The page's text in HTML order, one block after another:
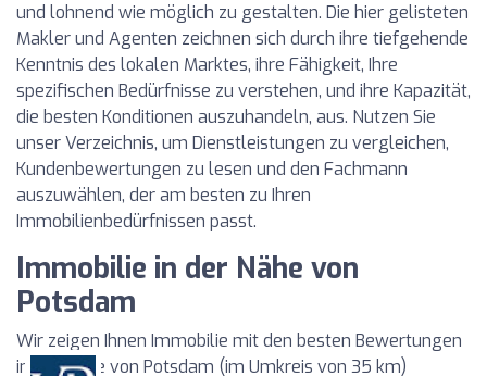
und lohnend wie möglich zu gestalten. Die hier gelisteten
Makler und Agenten zeichnen sich durch ihre tiefgehende
Kenntnis des lokalen Marktes, ihre Fähigkeit, Ihre
spezifischen Bedürfnisse zu verstehen, und ihre Kapazität,
die besten Konditionen auszuhandeln, aus. Nutzen Sie
unser Verzeichnis, um Dienstleistungen zu vergleichen,
Kundenbewertungen zu lesen und den Fachmann
auszuwählen, der am besten zu Ihren
Immobilienbedürfnissen passt.
Immobilie in der Nähe von
Potsdam
Wir zeigen Ihnen Immobilie mit den besten Bewertungen
in der Nähe von Potsdam (im Umkreis von 35 km)